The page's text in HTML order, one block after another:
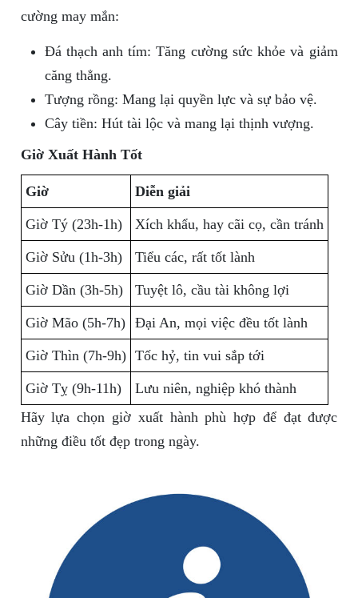
cường may mắn:
Đá thạch anh tím: Tăng cường sức khỏe và giảm
căng thẳng.
Tượng rồng: Mang lại quyền lực và sự bảo vệ.
Cây tiền: Hút tài lộc và mang lại thịnh vượng.
Giờ Xuất Hành Tốt
Giờ Diễn giải
Giờ Tý (23h-1h) Xích khẩu, hay cãi cọ, cần tránh
Giờ Sửu (1h-3h) Tiểu các, rất tốt lành
Giờ Dần (3h-5h) Tuyệt lô, cầu tài không lợi
Giờ Mão (5h-7h) Đại An, mọi việc đều tốt lành
Giờ Thìn (7h-9h) Tốc hỷ, tin vui sắp tới
Giờ Tỵ (9h-11h)
Lưu niên, nghiệp khó thành
Hãy lựa chọn giờ xuất hành phù hợp để đạt được
những điều tốt đẹp trong ngày.